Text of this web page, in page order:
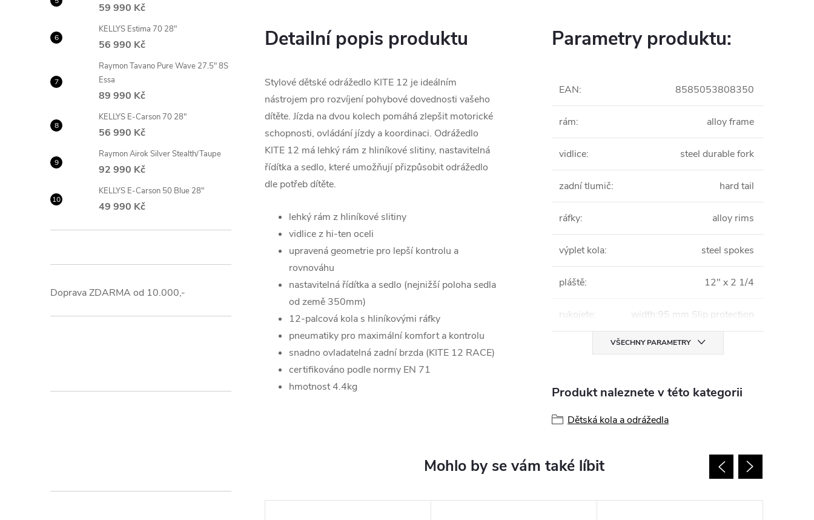
59 990 Kč
KELLYS Estima 70 28"
56 990 Kč
Raymon Tavano Pure Wave 27.5" 8S
Essa
89 990 Kč
KELLYS E-Carson 70 28"
56 990 Kč
Raymon Airok Silver Stealth/Taupe
92 990 Kč
KELLYS E-Carson 50 Blue 28"
49 990 Kč
Doprava ZDARMA od 10.000,-
Detailní popis produktu
Stylové dětské odrážedlo KITE 12 je ideálním
nástrojem pro rozvíjení pohybové dovednosti vašeho
dítěte. Jízda na dvou kolech pomáhá zlepšit motorické
schopnosti, ovládání jízdy a koordinaci. Odrážedlo
KITE 12 má lehký rám z hliníkové slitiny, nastavitelná
řídítka a sedlo, které umožňují přizpůsobit odrážedlo
dle potřeb dítěte.
lehký rám z hliníkové slitiny
vidlice z hi-ten oceli
upravená geometrie pro lepší kontrolu a
rovnováhu
nastavitelná řídítka a sedlo (nejnižší poloha sedla
od země 350mm)
12-palcová kola s hliníkovými ráfky
pneumatiky pro maximální komfort a kontrolu
snadno ovladatelná zadní brzda (KITE 12 RACE)
certifikováno podle normy EN 71
hmotnost 4.4kg
Parametry produktu:
EAN: 8585053808350
rám: alloy frame
vidlice: steel durable fork
zadní tlumič: hard tail
ráfky: alloy rims
výplet kola: steel spokes
pláště: 12" x 2 1/4
rukojete: width:95 mm Slip protection
VŠECHNY PARAMETRY
Produkt naleznete v této kategorii
Dětská kola a odrážedla